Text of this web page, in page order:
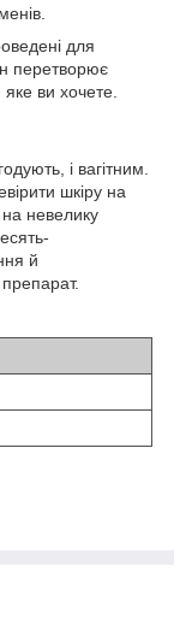
для
перетворює
ви хочете.
і вагітним.
шкіру на
на невелику
й